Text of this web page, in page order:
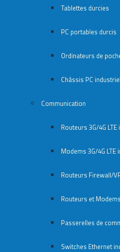
Tablettes durcies
PC portables durcis
Ordinateurs de
Châssis PC
Communication
Routeurs 3G/4G
Modems 3G/4G LTE
Routeurs Firewall/
Routeurs et
Passerelles de
Switches Ethernet